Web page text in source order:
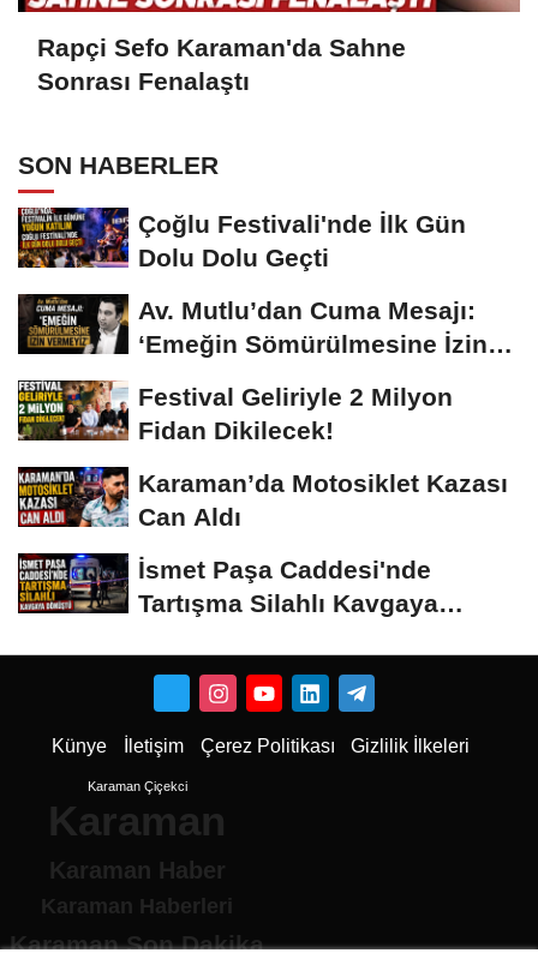
Rapçi Sefo Karaman'da Sahne
Sonrası Fenalaştı
SON HABERLER
Çoğlu Festivali'nde İlk Gün
Dolu Dolu Geçti
Av. Mutlu’dan Cuma Mesajı:
‘Emeğin Sömürülmesine İzin
Festival Geliriyle 2 Milyon
Fidan Dikilecek!
Karaman’da Motosiklet Kazası
Can Aldı
İsmet Paşa Caddesi'nde
Tartışma Silahlı Kavgaya
Künye İletişim Çerez Politikası Gizlilik İlkeleri
Karaman Çiçekci
Karaman
Karaman Haber
Karaman Haberleri
Karaman Son Dakika